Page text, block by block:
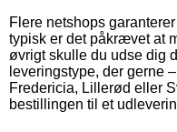
Flere netshops
typisk er det påkrævet at
øvrigt skulle du udse dig
leveringstype, der gerne
Fredericia, Lillerød eller
bestillingen til et